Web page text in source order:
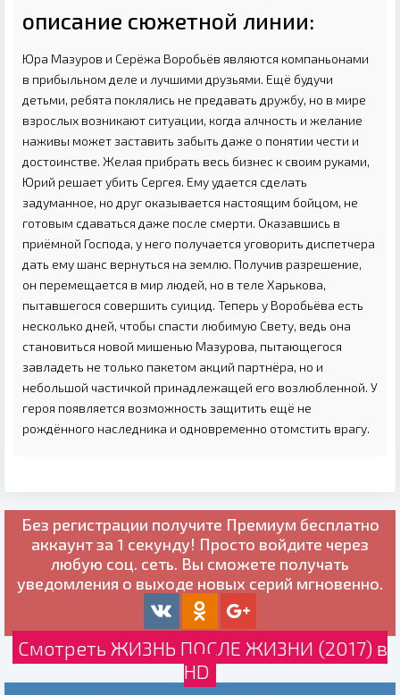
описание сюжетной линии:
Юра Мазуров и Серёжа Воробьёв являются компаньонами
в прибыльном деле и лучшими друзьями. Ещё будучи
детьми, ребята поклялись не предавать дружбу, но в мире
взрослых возникают ситуации, когда алчность и желание
наживы может заставить забыть даже о понятии чести и
достоинстве. Желая прибрать весь бизнес к своим руками,
Юрий решает убить Сергея. Ему удается сделать
задуманное, но друг оказывается настоящим бойцом, не
готовым сдаваться даже после смерти. Оказавшись в
приёмной Господа, у него получается уговорить диспетчера
дать ему шанс вернуться на землю. Получив разрешение,
он перемещается в мир людей, но в теле Харькова,
пытавшегося совершить суицид. Теперь у Воробьёва есть
несколько дней, чтобы спасти любимую Свету, ведь она
становиться новой мишенью Мазурова, пытающегося
завладеть не только пакетом акций партнёра, но и
небольшой частичкой принадлежащей его возлюбленной. У
героя появляется возможность защитить ещё не
рождённого наследника и одновременно отомстить врагу.
Без регистрации получите Премиум бесплатно
аккаунт за 1 секунду! Просто войдите через
любую соц. сеть. Вы сможете получать
уведомления о выходе новых серий мгновенно.
Смотреть ЖИЗНЬ ПОСЛЕ ЖИЗНИ (2017) в
HD